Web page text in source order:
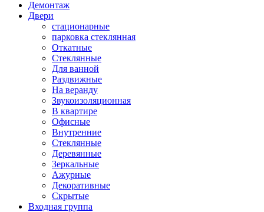
Демонтаж
Двери
стационарные
парковка стеклянная
Откатные
Стеклянные
Для ванной
Раздвижные
На веранду
Звукоизоляционная
В квартире
Офисные
Внутренние
Стеклянные
Деревянные
Зеркальные
Ажурные
Декоративные
Скрытые
Входная группа